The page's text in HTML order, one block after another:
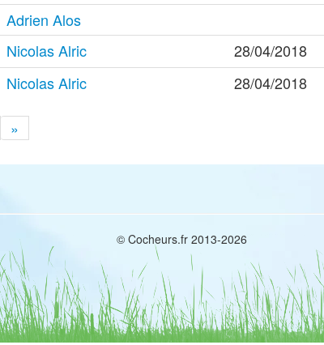
Adrien Alos
Nicolas Alric
28/04/2018
Nicolas Alric
28/04/2018
»
© Cocheurs.fr 2013-2026